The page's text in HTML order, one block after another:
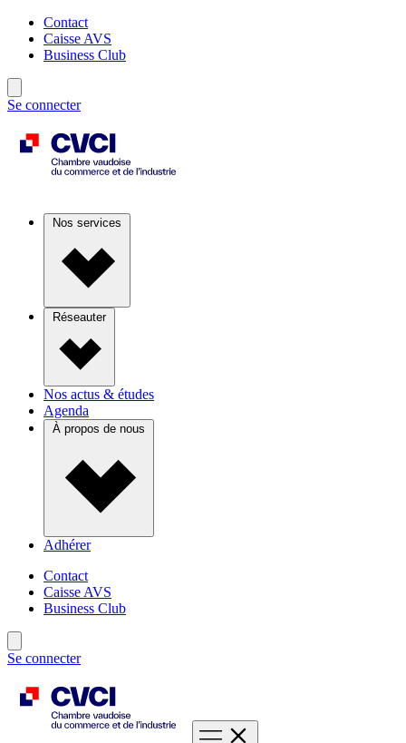
Contact
Caisse AVS
Business Club
Se connecter
Nos services
Réseauter
Nos actus & études
Agenda
À propos de nous
Adhérer
Contact
Caisse AVS
Business Club
Se connecter